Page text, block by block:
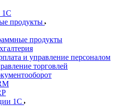
1С
продукты
продукты
и управление персоналом
торговлей
1С